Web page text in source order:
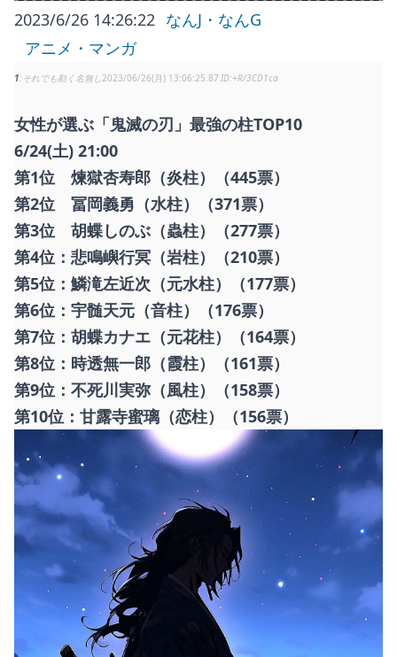
2023/6/26 14:26:22 なんJ・なんG
アニメ・マンガ
1 それでも動く名無し 2023/06/26(月) 13:06:25.87 +R/3CD1ca
女性が選ぶ「鬼滅の刃」最強の柱TOP10
6/24(土) 21:00
第1位 煉獄杏寿郎（炎柱）（445票）
第2位 冨岡義勇（水柱）（371票）
第3位 胡蝶しのぶ（蟲柱）（277票）
第4位：悲鳴嶼行冥（岩柱）（210票）
第5位：鱗滝左近次（元水柱）（177票）
第6位：宇髄天元（音柱）（176票）
第7位：胡蝶カナエ（元花柱）（164票）
第8位：時透無一郎（霞柱）（161票）
第9位：不死川実弥（風柱）（158票）
第10位：甘露寺蜜璃（恋柱）（156票）